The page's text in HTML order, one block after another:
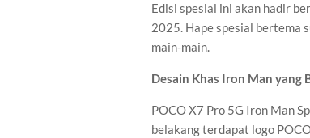
Edisi spesial ini akan hadir
2025. Hape spesial bertema
main-main.
Desain Khas Iron Man yang
POCO X7 Pro 5G Iron Man
belakang terdapat logo